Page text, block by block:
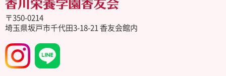
〒350-0214
埼玉県坂戸市千代田3-18-21 香友会館内